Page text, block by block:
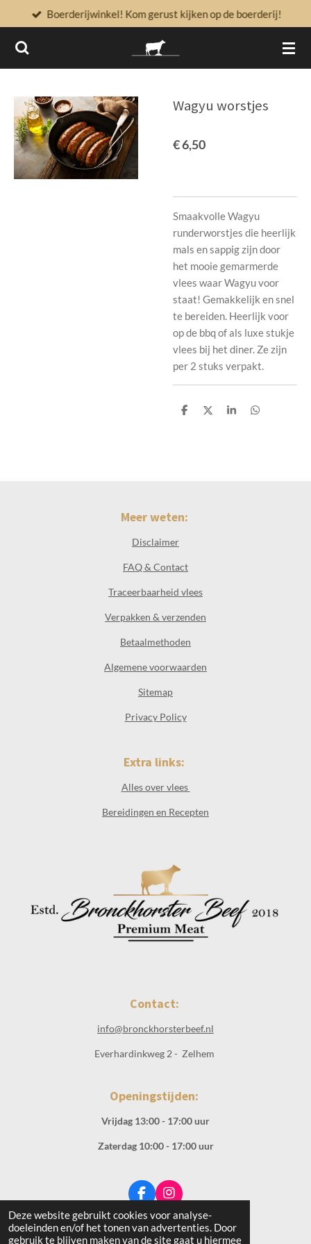
Deze website gebruikt cookies voor analyse-
doeleinden en/of het tonen van advertenties. Door
gebruik te blijven maken van de site gaat u hiermee
direct
naar
Boerderijwinkel! Kom gerust kijken op de boerderij!
Wagyu worstjes
€ 6,50
Smaakvolle Wagyu
runderworstjes die heerlijk
mals en sappig zijn door
het mooie gemarmerde
vlees waar Wagyu voor
staat! Gemakkelijk en snel
te bereiden. Heerlijk voor
op de bbq of als luxe stukje
vlees bij het diner. Ze zijn
per 2 stuks verpakt.
D
D
S
D
Meer weten:
Disclaimer
FAQ & Contact
Traceerbaarheid vlees
Verpakken & verzenden
Betaalmethoden
Algemene voorwaarden
Sitemap
Privacy Policy
Extra links:
Alles over vlees
Bereidingen en Recepten
Contact:
info@bronckhorsterbeef.nl
Everhardinkweg 2 - Zelhem
Openingstijden:
Vrijdag 13:00 - 17:00 uur
Zaterdag 10:00 - 17:00 uur
F
a
c
e
I
n
s
t
© 2019 - 2026 Bronckhorster Beef